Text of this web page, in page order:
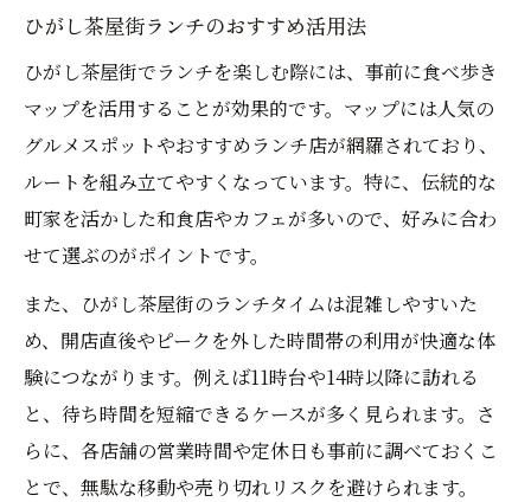
ひがし茶屋街ランチのおすすめ活用法
ひがし茶屋街でランチを楽しむ際には、事前に食べ歩き
マップを活用することが効果的です。マップには人気の
グルメスポットやおすすめランチ店が網羅されており、
ルートを組み立てやすくなっています。特に、伝統的な
町家を活かした和食店やカフェが多いので、好みに合わ
せて選ぶのがポイントです。
また、ひがし茶屋街のランチタイムは混雑しやすいた
め、開店直後やピークを外した時間帯の利用が快適な体
験につながります。例えば11時台や14時以降に訪れる
と、待ち時間を短縮できるケースが多く見られます。さ
らに、各店舗の営業時間や定休日も事前に調べておくこ
とで、無駄な移動や売り切れリスクを避けられます。